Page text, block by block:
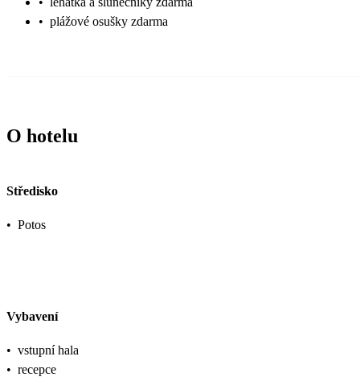
• plážové osušky zdarma
O hotelu
Středisko
• Potos
Vybavení
• vstupní hala
• recepce